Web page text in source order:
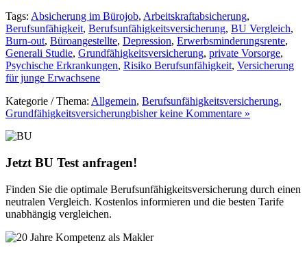
Tags: Absicherung im Bürojob, Arbeitskraftabsicherung,
Berufsunfähigkeit, Berufsunfähigkeitsversicherung, BU Vergleich,
Burn-out, Büroangestellte, Depression, Erwerbsminderungsrente,
Generali Studie, Grundfähigkeitsversicherung, private Vorsorge,
Psychische Erkrankungen, Risiko Berufsunfähigkeit, Versicherung
für junge Erwachsene
Kategorie / Thema: Allgemein, Berufsunfähigkeitsversicherung,
Grundfähigkeitsversicherungbisher keine Kommentare »
Jetzt BU Test anfragen!
Finden Sie die optimale Berufsunfähigkeitsversicherung durch einen
neutralen Vergleich. Kostenlos informieren und die besten Tarife
unabhängig vergleichen.